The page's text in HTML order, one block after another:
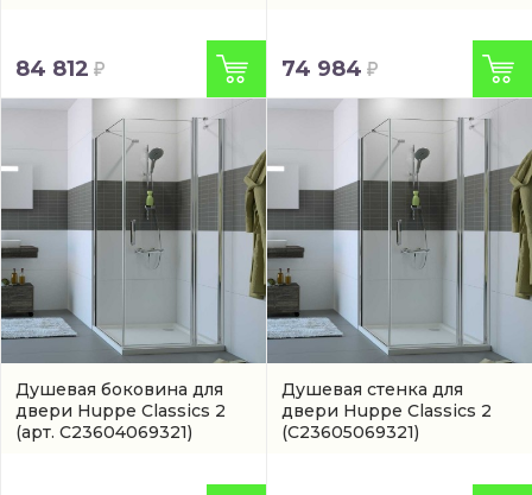
84 812 74 984
Душевая боковина для
двери Huppe Classics 2
(арт. C23604069321)
Душевая стенка для
двери Huppe Classics 2
(C23605069321)